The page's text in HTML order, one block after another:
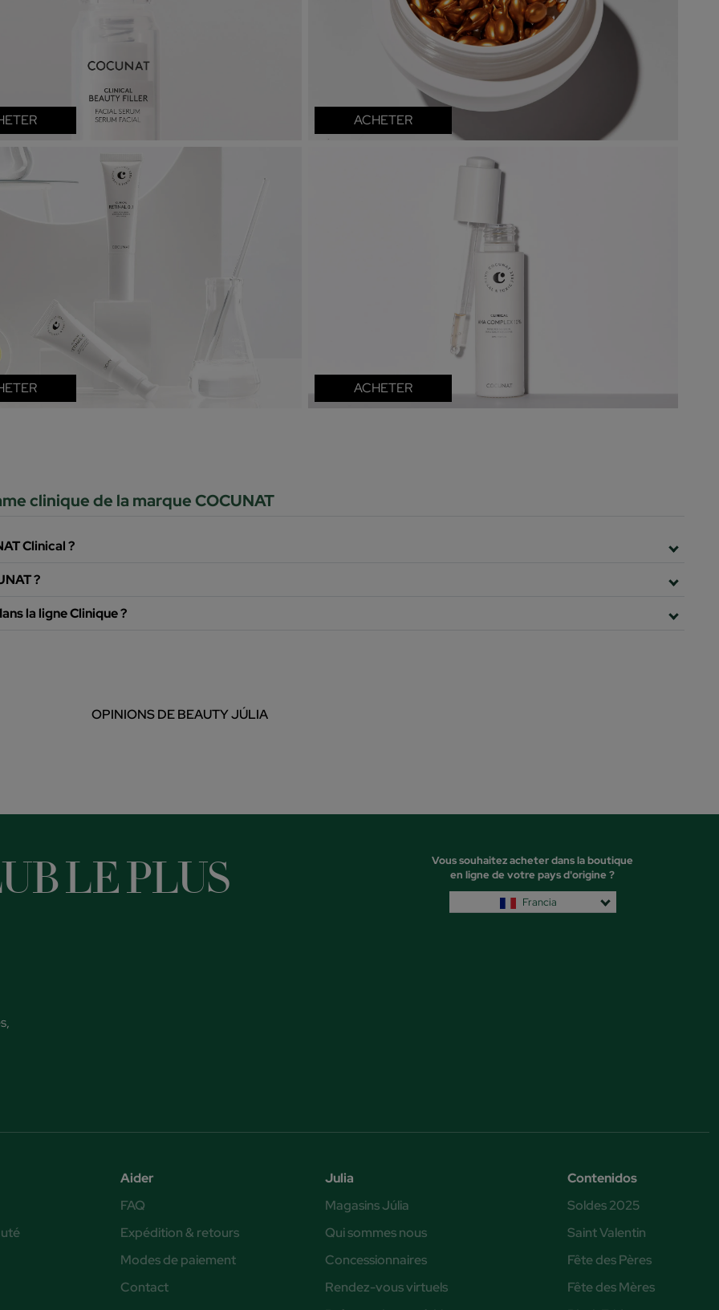
ACHETER
ACHETER
clinique de la marque COCUNAT
Clinical ?
?
la ligne Clinique ?
OPINIONS DE BEAUTY JÚLIA
LE PLUS
Vous souhaitez acheter dans la boutique
en ligne de votre pays d'origine ?
Francia
Aider
FAQ
Expédition & retours
Modes de paiement
Contact
Julia
Magasins Júlia
Qui sommes nous
Concessionnaires
Rendez-vous virtuels
Contenidos
Soldes 2025
Saint Valentin
Fête des Pères
Fête des Mères